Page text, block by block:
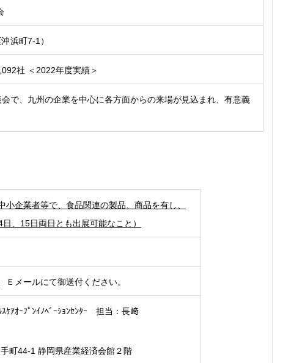
浜町7-1）
社 ＜2022年度実績＞
で、九州の企業を中心に各方面からの来場が見込まれ、有意義
企業者等で、食品関連の製品、商品を有し、
、15日両日とも出展可能なこと）
Ｅメールにて御送付ください。
ｹｱｵｰﾌﾟﾝｲﾉﾍﾞｰｼｮﾝｾﾝﾀｰ 担当：長﨑
町44-1 静岡県産業経済会館２階